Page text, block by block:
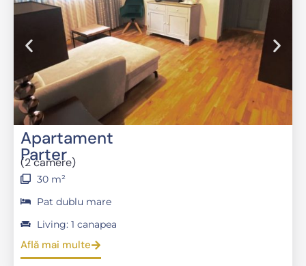
Apartament
Parter
(2 camere)
30 m²
Pat dublu mare
Living: 1 canapea
Află mai multe